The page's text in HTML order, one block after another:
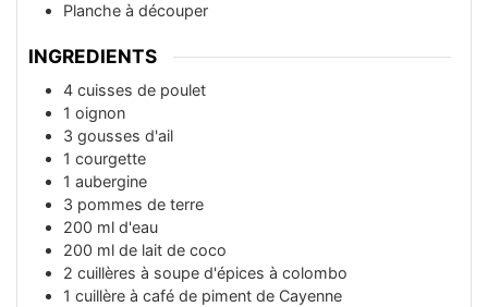
Planche à découper
INGREDIENTS
4 cuisses de poulet
1 oignon
3 gousses d'ail
1 courgette
1 aubergine
3 pommes de terre
200 ml d'eau
200 ml de lait de coco
2 cuillères à soupe d'épices à colombo
1 cuillère à café de piment de Cayenne